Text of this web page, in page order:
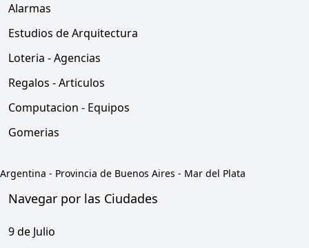
Alarmas
Estudios de Arquitectura
Loteria - Agencias
Regalos - Articulos
Computacion - Equipos
Gomerias
Argentina - Provincia de Buenos Aires - Mar del Plata
Navegar por las Ciudades
9 de Julio